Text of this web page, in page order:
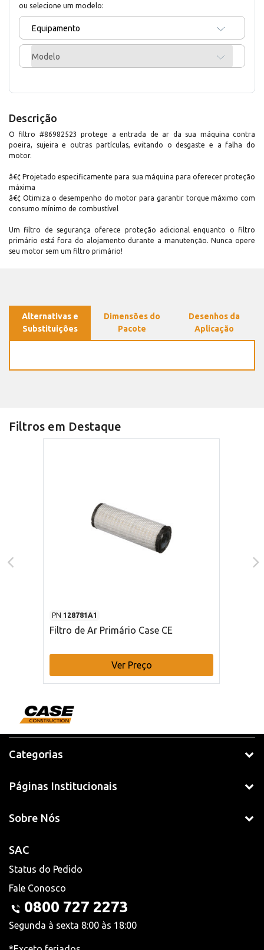
ou selecione um modelo:
Equipamento
Modelo
Descrição
O filtro #86982523 protege a entrada de ar da sua máquina contra
poeira, sujeira e outras partículas, evitando o desgaste e a falha do
motor.
â€¢ Projetado especificamente para sua máquina para oferecer proteção
máxima
â€¢ Otimiza o desempenho do motor para garantir torque máximo com
consumo mínimo de combustível
Um filtro de segurança oferece proteção adicional enquanto o filtro
primário está fora do alojamento durante a manutenção. Nunca opere
seu motor sem um filtro primário!
Alternativas e
Substituições
Dimensões do
Pacote
Desenhos da
Aplicação
Filtros em Destaque
PN 128781A1
Filtro de Ar Primário Case CE
Ver Preço
Categorias
Páginas Institucionais
Sobre Nós
SAC
Status do Pedido
Fale Conosco
0800 727 2273
Segunda à sexta 8:00 às 18:00